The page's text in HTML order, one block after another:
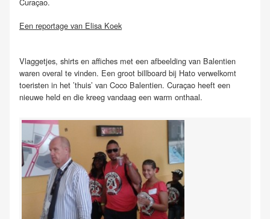
Een reportage van Elisa Koek
Vlaggetjes, shirts en affiches met een afbeelding van Balentien
waren overal te vinden. Een groot billboard bij Hato verwelkomt
toeristen in het ’thuis’ van Coco Balentien. Curaçao heeft een
nieuwe held en die kreeg vandaag een warm onthaal.